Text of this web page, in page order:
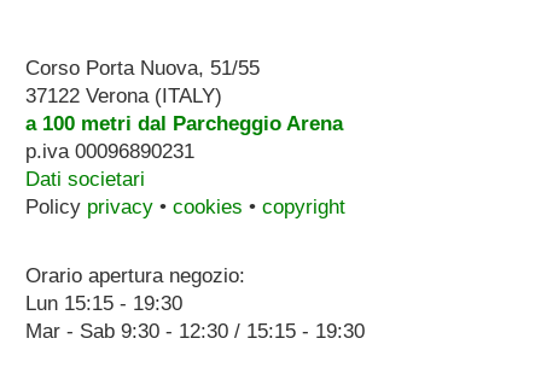
Corso Porta Nuova, 51/55
37122 Verona (ITALY)
a 100 metri dal Parcheggio Arena
p.iva 00096890231
Dati societari
Policy privacy• cookies • copyright
Orario apertura negozio:
Lun 15:15 - 19:30
Mar - Sab 9:30 - 12:30 / 15:15 - 19:30